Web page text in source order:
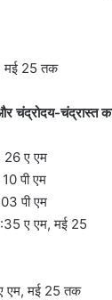
मई 25 तक
चंद्रोदय-चंद्रास्त
26 ए एम
पी एम
पी एम
ए एम,मई 25
एम,मई 25 तक